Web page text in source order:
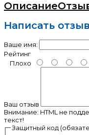
Описание
Написать отзыв
Ваше имя:
Рейтинг
Плохо
Ваш отзыв
Внимание: HTML не
текст!
Защитный код